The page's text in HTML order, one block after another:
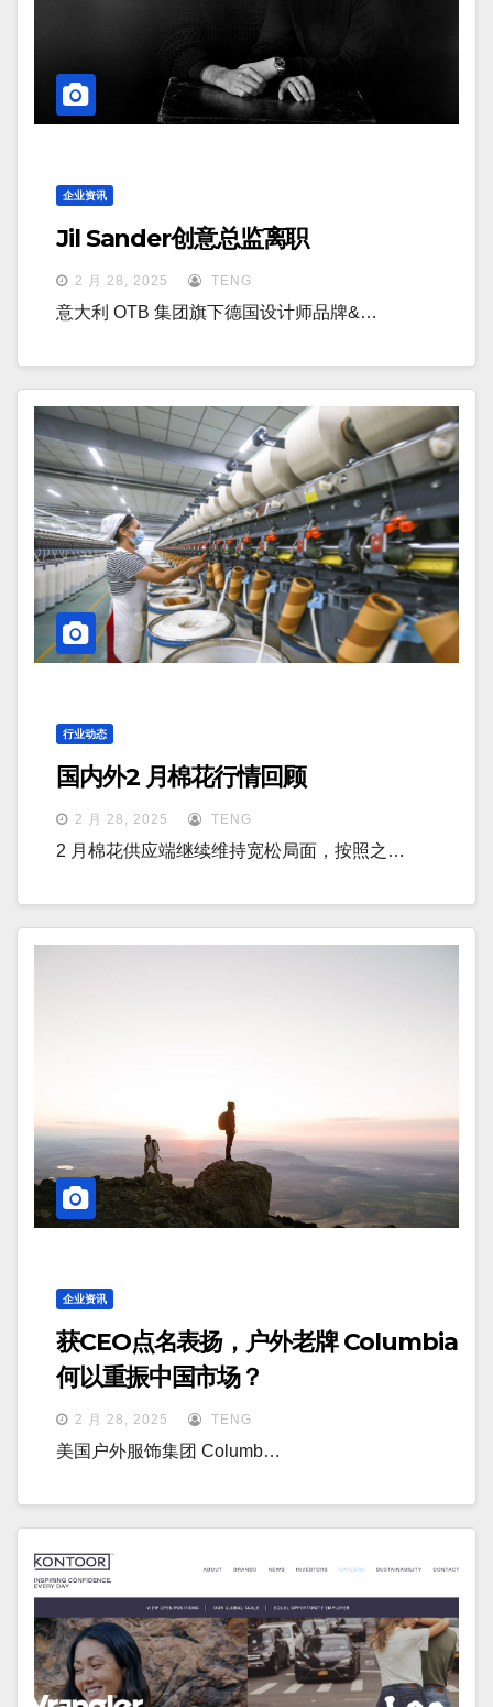
企业资讯
Jil Sander创意总监离职
2 月 28, 2025 TENG
意大利 OTB 集团旗下德国设计师品牌&…
行业动态
国内外2 月棉花行情回顾
2 月 28, 2025 TENG
2 月棉花供应端继续维持宽松局面，按照之…
企业资讯
获CEO点名表扬，户外老牌 Columbia
何以重振中国市场？
2 月 28, 2025 TENG
美国户外服饰集团 Columb…